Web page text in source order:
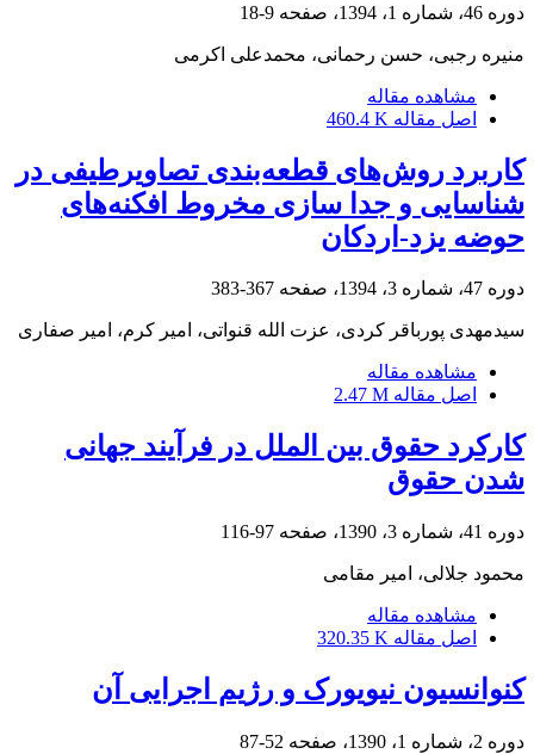
دوره 46، شماره 1، 1394، صفحه 9-18
منیره رجبی، حسن رحمانی، محمدعلی اکرمی
مشاهده مقاله
اصل مقاله 460.4 K
کاربرد روش‌های قطعه‌بندی تصاویرطیفی در
شناسایی و جدا سازی مخروط افکنه‌های
حوضه یزد-اردکان
دوره 47، شماره 3، 1394، صفحه 367-383
سیدمهدی پورباقر کردی، عزت الله قنواتی، امیر کرم، امیر صفاری
مشاهده مقاله
اصل مقاله 2.47 M
کارکرد حقوق بین الملل در فرآیند جهانی
شدن حقوق
دوره 41، شماره 3، 1390، صفحه 97-116
محمود جلالی، امیر مقامی
مشاهده مقاله
اصل مقاله 320.35 K
کنوانسیون نیویورک و رژیم اجرایی آن
دوره 2، شماره 1، 1390، صفحه 52-87